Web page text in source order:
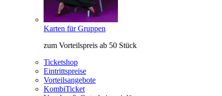
Karten für Gruppen
zum Vorteilspreis ab 50 Stück
Ticketshop
Eintrittspreise
Vorteilsangebote
KombiTicket